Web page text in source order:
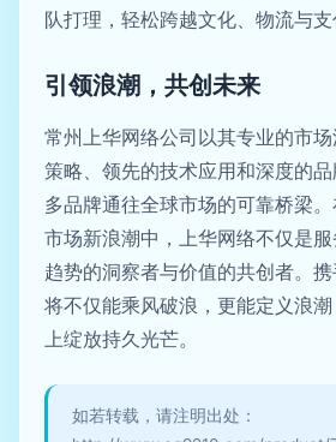
队打理，轻松跨越文化、物流与支
引领浪潮，共创未来
常州上华网络公司以其专业的市
策略、领先的技术应用和深度的
多品牌通往全球市场的可靠桥梁
市场新浪潮中，上华网络不仅是
趋势的洞察者与价值的共创者。
将不仅能乘风破浪，更能定义浪
上绽放持久光芒。
如若转载，请注明出处：